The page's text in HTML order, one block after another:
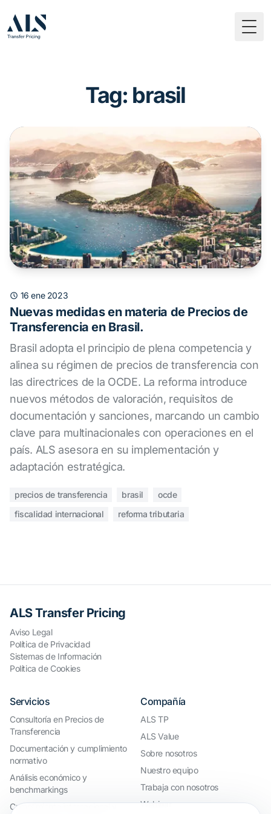
Tag: brasil
16 ene 2023
Nuevas medidas en materia de Precios de
Transferencia en Brasil.
Brasil adopta el principio de plena competencia y
alinea su régimen de precios de transferencia con
las directrices de la OCDE. La reforma introduce
nuevos métodos de valoración, requisitos de
documentación y sanciones, marcando un cambio
clave para multinacionales con operaciones en el
país. ALS asesora en su implementación y
adaptación estratégica.
precios de transferencia brasil
ocde
fiscalidad internacional
reforma tributaria
ALS Transfer Pricing
Aviso Legal
Política de Privacidad
Sistemas de Información
Política de Cookies
Servicios
Consultoría en Precios de
Transferencia
Documentación y cumplimiento
normativo
Análisis económico y
benchmarkings
Cumplimiento internacional y
Compañía
ALS TP
ALS Value
Sobre nosotros
Nuestro equipo
Trabaja con nosotros
Webinar